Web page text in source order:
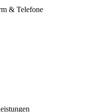
& Telefone